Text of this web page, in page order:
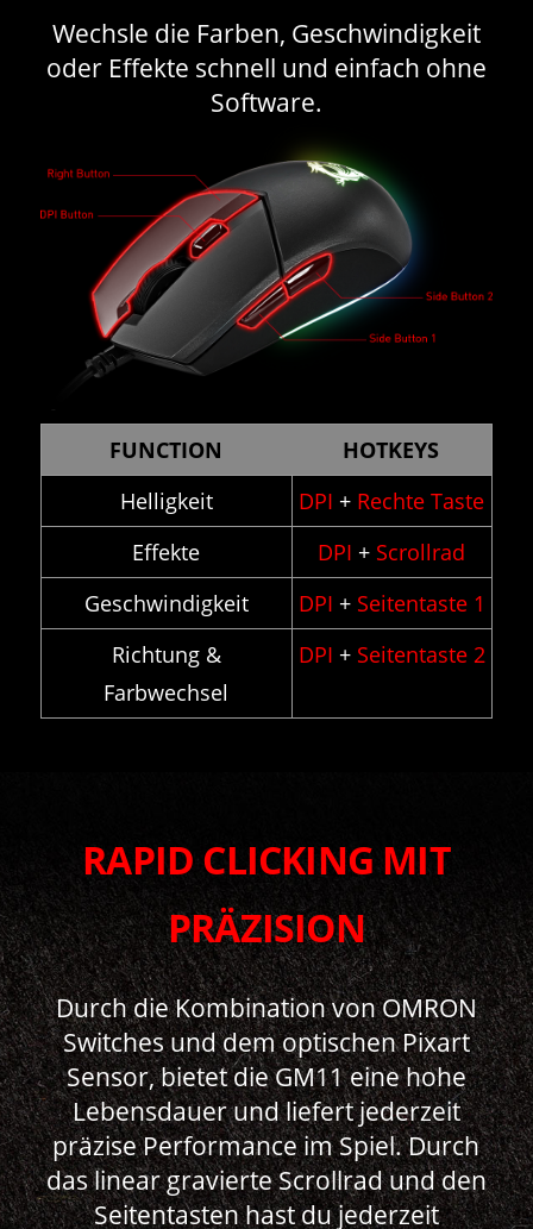
Wechsle die Farben, Geschwindigkeit
oder Effekte schnell und einfach ohne
Software.
FUNCTION
HOTKEYS
Helligkeit
DPI + Rechte Taste
Effekte
DPI + Scrollrad
Geschwindigkeit
DPI +Seitentaste 1
Richtung &
Farbwechsel
DPI +Seitentaste 2
RAPID CLICKING MIT
PRÄZISION
Durch die Kombination von OMRON
Switches und dem optischen Pixart
Sensor, bietet die GM11 eine hohe
Lebensdauer und liefert jederzeit
präzise Performance im Spiel. Durch
das linear gravierte Scrollrad und den
Seitentasten hast du jederzeit